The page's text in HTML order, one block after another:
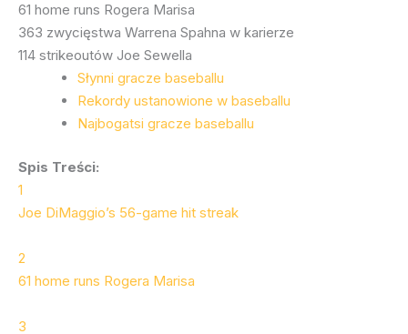
61 home runs Rogera Marisa
363 zwycięstwa Warrena Spahna w karierze
114 strikeoutów Joe Sewella
Słynni gracze baseballu
Rekordy ustanowione w baseballu
Najbogatsi gracze baseballu
Spis Treści:
1
Joe DiMaggio’s 56-game hit streak
2
61 home runs Rogera Marisa
3